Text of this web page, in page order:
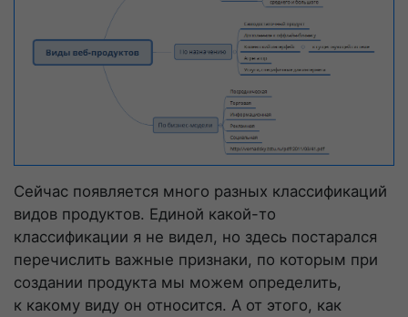
Сейчас появляется много разных классификаций
видов продуктов. Единой какой-то
классификации я не видел, но здесь постарался
перечислить важные признаки, по которым при
создании продукта мы можем определить,
к какому виду он относится. А от этого, как